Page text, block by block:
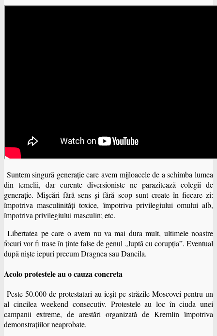
Suntem singură generaţie care avem mijloacele de a schimba lumea
din temelii, dar curente diversioniste ne parazitează colegii de
generaţie. Mişcări fără sens şi fără scop sunt create în fiecare zi:
împotriva masculinităţi toxice, împotriva privilegiului omului alb,
împotriva privilegiului masculin; etc.
Libertatea pe care o avem nu va mai dura mult, ultimele noastre
focuri vor fi trase în ţinte false de genul „luptă cu corupţia”. Eventual
după nişte iepuri precum Dragnea sau Dancila.
Acolo protestele au o cauza concreta
Peste 50.000 de protestatari au ieşit pe străzile Moscovei pentru un
al cincilea weekend consecutiv. Protestele au loc în ciuda unei
campanii extreme, de arestări organizată de Kremlin împotriva
demonstraţiilor neaprobate.